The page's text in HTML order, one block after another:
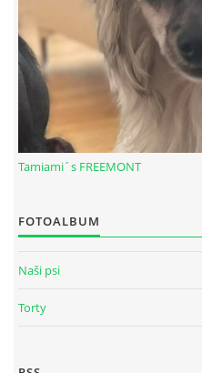
Tamiami´s FREEMONT
FOTOALBUM
Naši psi
Torty